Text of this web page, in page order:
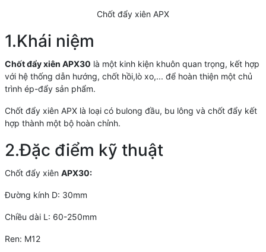
Chốt đẩy xiên APX
1.Khái niệm
Chốt đẩy xiên APX30 là một kinh kiện khuôn quan trọng, kết hợp
với hệ thống dẫn hướng, chốt hồi,lò xo,... để hoàn thiện một chủ
trình ép-đẩy sản phẩm.
Chốt đẩy xiên APX là loại có bulong đầu, bu lông và chốt đẩy kết
hợp thành một bộ hoàn chỉnh.
2.Đặc điểm kỹ thuật
Chốt đẩy xiên APX30:
Đường kính D: 30mm
Chiều dài L: 60-250mm
Ren: M12